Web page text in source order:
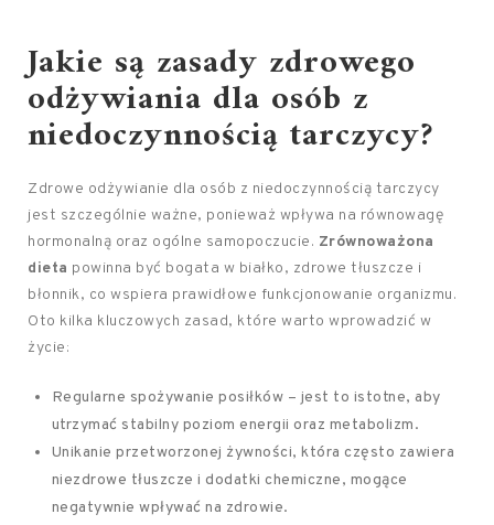
Jakie są zasady zdrowego
odżywiania dla osób z
niedoczynnością tarczycy?
Zdrowe odżywianie dla osób z niedoczynnością tarczycy
jest szczególnie ważne, ponieważ wpływa na równowagę
hormonalną oraz ogólne samopoczucie. Zrównoważona
dieta powinna być bogata w białko, zdrowe tłuszcze i
błonnik, co wspiera prawidłowe funkcjonowanie organizmu.
Oto kilka kluczowych zasad, które warto wprowadzić w
życie:
Regularne spożywanie posiłków – jest to istotne, aby
utrzymać stabilny poziom energii oraz metabolizm.
Unikanie przetworzonej żywności, która często zawiera
niezdrowe tłuszcze i dodatki chemiczne, mogące
negatywnie wpływać na zdrowie.